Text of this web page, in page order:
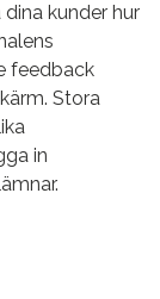
kunder hur
feedback
Stora
in